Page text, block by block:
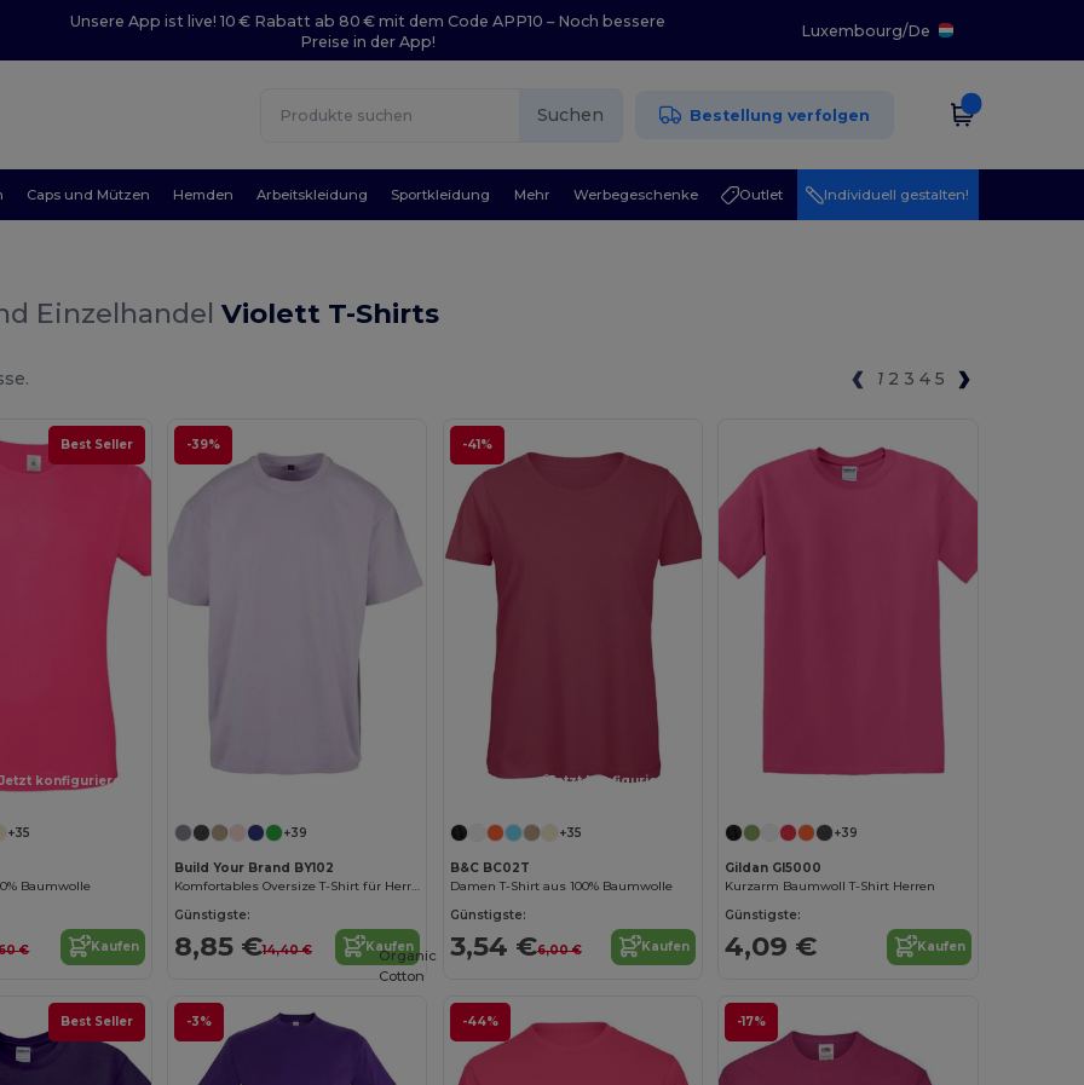
Unsere App ist live! 10 € Rabatt ab 80 € mit dem Code APP10 – Noch bessere
Preise in der App!
Luxembourg/De
Suchen Bestellung verfolgen
Caps und Mützen Hemden Arbeitskleidung Sportkleidung Mehr Werbegeschenke Outlet Individuell gestalten!
Einzelhandel Violett T-Shirts
1 2 3 4 5
Best Seller
konfigurieren!
+35
Baumwolle
€ Kaufen
-39%
+39
Build Your Brand BY102
Komfortables Oversize T-Shirt für Herren
Günstigste:
8,85 €14,40 € Kaufen
-41%
Jetzt konfigurieren!
+35
B&C BC02T
Damen T-Shirt aus 100% Baumwolle
Günstigste:
3,54 €6,00 € Kaufen
Jetzt konfigurieren!
+39
Gildan GI5000
Kurzarm Baumwoll T-Shirt Herren
Günstigste:
4,09 € Kaufen
Best Seller -3% -44%
Organic
Cotton
-17%